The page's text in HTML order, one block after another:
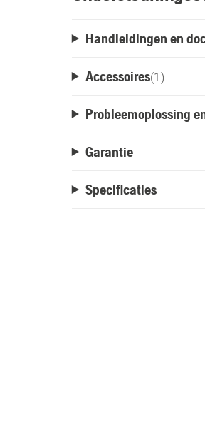
Handleidingen en
Accessoires(1 )
Probleemoplossing
Garantie
Specificaties